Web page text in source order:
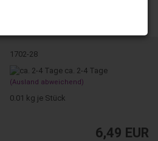
1702-28
ca. 2-4 Tage
(Ausland abweichend)
0.01 kg je Stück
6,49 EUR